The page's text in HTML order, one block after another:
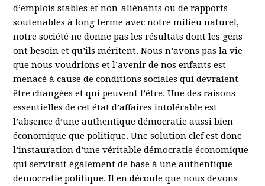
d’emplois stables et non-aliénants ou de rapports
soutenables à long terme avec notre milieu naturel,
notre société ne donne pas les résultats dont les gens
ont besoin et qu’ils méritent. Nous n’avons pas la vie
que nous voudrions et l’avenir de nos enfants est
menacé à cause de conditions sociales qui devraient
être changées et qui peuvent l’être. Une des raisons
essentielles de cet état d’affaires intolérable est
l’absence d’une authentique démocratie aussi bien
économique que politique. Une solution clef est donc
l’instauration d’une véritable démocratie économique
qui servirait également de base à une authentique
democratie politique. Il en découle que nous devons